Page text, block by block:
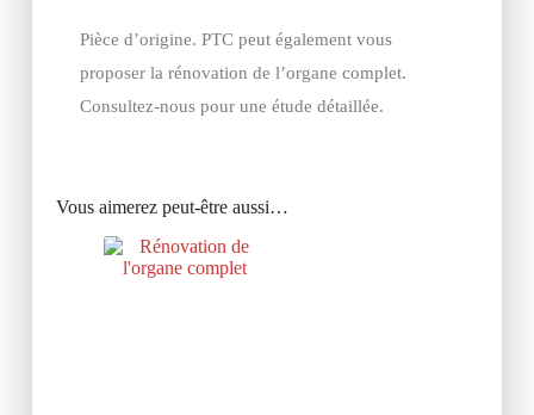
Pièce d’origine. PTC peut également vous
proposer la rénovation de l’organe complet.
Consultez-nous pour une étude détaillée.
Vous aimerez peut-être aussi…